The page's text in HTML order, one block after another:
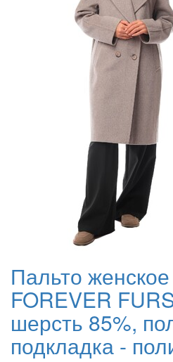
Пальто
FOREVER
шерсть 85%,
подкладка -